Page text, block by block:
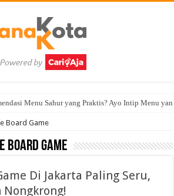
Menu Sahur yang Praktis? Ayo Intip Menu
Board Game
Board Game
Di Jakarta Paling Seru,